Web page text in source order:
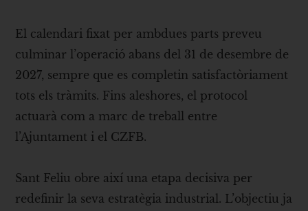
El calendari fixat per ambdues parts preveu
culminar l’operació abans del 31 de desembre de
2027, sempre que es completin satisfactòriament
tots els tràmits. Fins aleshores, el protocol
actuarà com a marc de treball entre
l’Ajuntament i el CZFB.
Sant Feliu obre així una etapa decisiva per
redefinir la seva estratègia industrial. L’objectiu ja